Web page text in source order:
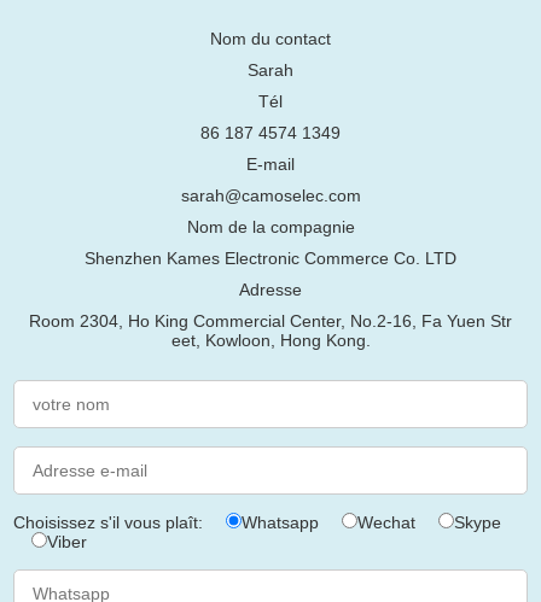
qualité alimentaire deNom du contact
Sarah
Tél
86 187 4574 1349
E-mail
sarah@camoselec.com
Nom de la compagnie
Shenzhen Kames Electronic Commerce Co. LTD
Adresse
Room 2304, Ho King Commercial Center, No.2-16, Fa Yuen Str
eet, Kowloon, Hong Kong.
Choisissez s'il vous plaît: Whatsapp Wechat
Skype
Viber